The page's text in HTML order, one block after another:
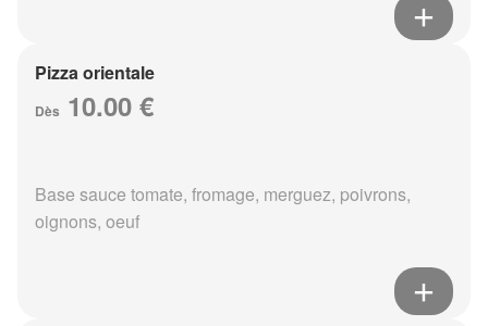
Pizza orientale
Dès 10.00 €
Base sauce tomate, fromage, merguez, poivrons,
oignons, oeuf